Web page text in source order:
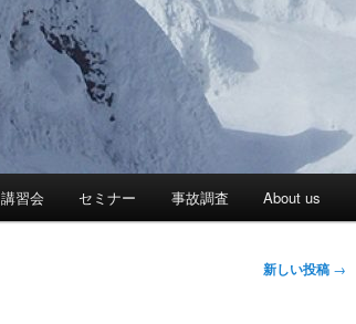
講習会 セミナー 事故調査 About us
新しい投稿 →